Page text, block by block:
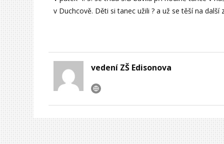
v Duchcově. Děti si tanec užili ? a už se těší na další
vedení ZŠ Edisonova